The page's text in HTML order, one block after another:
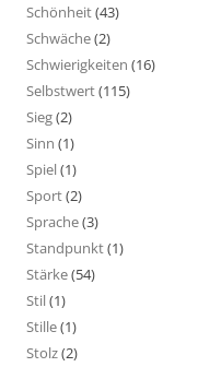
Schönheit(43)
Schwäche(2)
Schwierigkeiten (16)
Selbstwert(115)
Sieg(2)
Sinn (1)
Spiel(1)
Sport(2)
Sprache(3)
Standpunkt(1)
Stärke(54)
Stil(1)
Stille(1)
Stolz(2)